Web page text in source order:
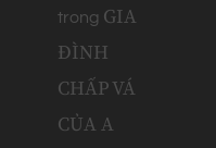
trong GIA
ĐÌNH
CHẤP VÁ
CỦA A